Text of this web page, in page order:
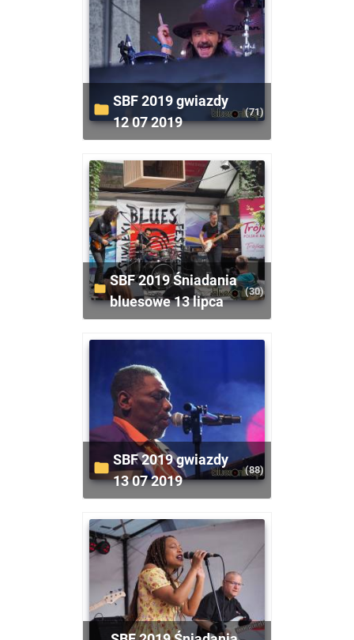
SBF 2019 gwiazdy
12 07 2019
(71)
SBF 2019 Śniadania
bluesowe 13 lipca
(30)
SBF 2019 gwiazdy
13 07 2019
(88)